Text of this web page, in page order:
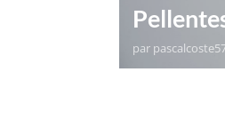
par